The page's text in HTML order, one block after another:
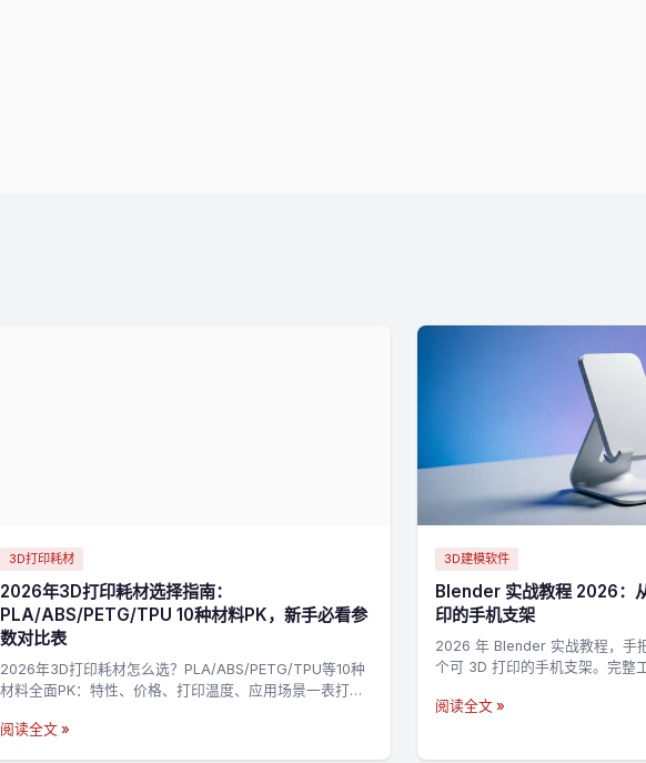
3D打印耗材
2026年3D打印耗材选择指南：
PLA/ABS/PETG/TPU 10种材料PK，新手必看参
数对比表
2026年3D打印耗材怎么选？PLA/ABS/PETG/TPU等10种
材料全面PK：特性、价格、打印温度、应用场景一表打
阅读全文 »
3D建模软件
Blender 实战教程 2026：
印的手机支架
2026 年 Blender 实战教程，手
个可 3D 打印的手机支架。完整
阅读全文 »